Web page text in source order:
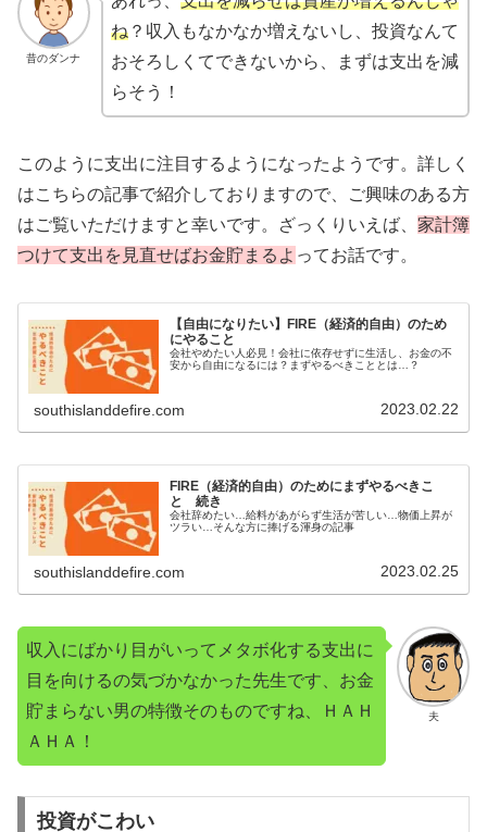
昔のダンナ
ね？収入もなかなか増えないし、投資なんて
おそろしくてできないから、まずは支出を減
らそう！
このように支出に注目するようになったようです。詳しく
はこちらの記事で紹介しておりますので、ご興味のある方
はご覧いただけますと幸いです。ざっくりいえば、 家計簿
つけて支出を見直せばお金貯まるよ ってお話です。
【自由になりたい】FIRE（経済的自由）のため
にやること
会社やめたい人必見！会社に依存せずに生活し、お金の不
安から自由になるには？まずやるべきこととは…？
southislanddefire.com 2023.02.22
FIRE（経済的自由）のためにまずやるべきこ
と 続き
会社辞めたい…給料があがらず生活が苦しい…物価上昇が
ツラい…そんな方に捧げる渾身の記事
southislanddefire.com 2023.02.25
夫
収入にばかり目がいってメタボ化する支出に
目を向けるの気づかなかった先生です、お金
貯まらない男の特徴そのものですね、ＨＡＨ
ＡＨＡ！
投資がこわい